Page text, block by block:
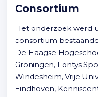
Consortium
Het onderzoek werd
consortium
De Haagse
Groningen, Fontys
Windesheim, Vrije
Eindhoven,